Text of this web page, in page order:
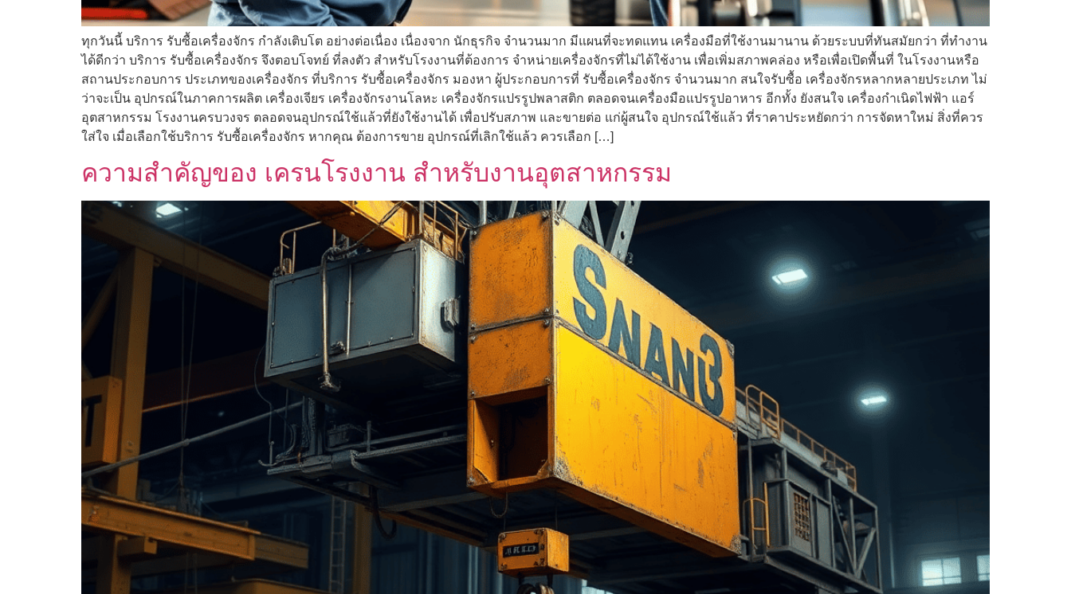
ทุกวันนี้ บริการ รับซื้อเครื่องจักร กำลังเติบโต อย่างต่อเนื่อง เนื่องจาก นักธุรกิจ จำนวนมาก มีแผนที่จะทดแทน เครื่องมือที่ใช้งานมานาน ด้วยระบบที่ทันสมัยกว่า ที่ทำงาน
ได้ดีกว่า บริการ รับซื้อเครื่องจักร จึงตอบโจทย์ ที่ลงตัว สำหรับโรงงานที่ต้องการ จำหน่ายเครื่องจักรที่ไม่ได้ใช้งาน เพื่อเพิ่มสภาพคล่อง หรือเพื่อเปิดพื้นที่ ในโรงงานหรือ
สถานประกอบการ ประเภทของเครื่องจักร ที่บริการ รับซื้อเครื่องจักร มองหา ผู้ประกอบการที่ รับซื้อเครื่องจักร จำนวนมาก สนใจรับซื้อ เครื่องจักรหลากหลายประเภท ไม่
ว่าจะเป็น อุปกรณ์ในภาคการผลิต เครื่องเจียร เครื่องจักรงานโลหะ เครื่องจักรแปรรูปพลาสติก ตลอดจนเครื่องมือแปรรูปอาหาร อีกทั้ง ยังสนใจ เครื่องกำเนิดไฟฟ้า แอร์
อุตสาหกรรม โรงงานครบวงจร ตลอดจนอุปกรณ์ใช้แล้วที่ยังใช้งานได้ เพื่อปรับสภาพ และขายต่อ แก่ผู้สนใจ อุปกรณ์ใช้แล้ว ที่ราคาประหยัดกว่า การจัดหาใหม่ สิ่งที่ควร
ใส่ใจ เมื่อเลือกใช้บริการ รับซื้อเครื่องจักร หากคุณ ต้องการขาย อุปกรณ์ที่เลิกใช้แล้ว ควรเลือก […]
ความสำคัญของ เครนโรงงาน สำหรับงานอุตสาหกรรม